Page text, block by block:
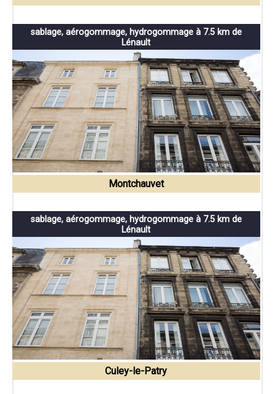
sablage, aérogommage, hydrogommage à 7.5 km de
Lénault
Montchauvet
sablage, aérogommage, hydrogommage à 7.5 km de
Lénault
Culey-le-Patry